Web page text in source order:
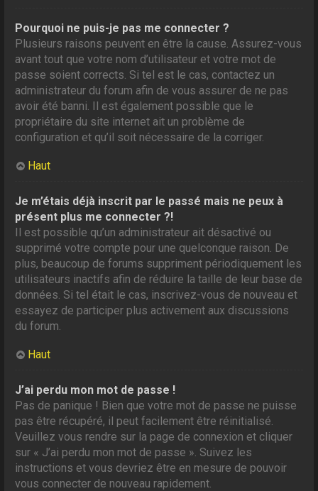
Pourquoi ne puis-je pas me connecter ?
Plusieurs raisons peuvent en être la cause. Assurez-vous
avant tout que votre nom d’utilisateur et votre mot de
passe soient corrects. Si tel est le cas, contactez un
administrateur du forum afin de vous assurer de ne pas
avoir été banni. Il est également possible que le
propriétaire du site internet ait un problème de
configuration et qu’il soit nécessaire de la corriger.
Haut
Je m’étais déjà inscrit par le passé mais ne peux à
présent plus me connecter ?!
Il est possible qu’un administrateur ait désactivé ou
supprimé votre compte pour une quelconque raison. De
plus, beaucoup de forums suppriment périodiquement les
utilisateurs inactifs afin de réduire la taille de leur base de
données. Si tel était le cas, inscrivez-vous de nouveau et
essayez de participer plus activement aux discussions
du forum.
Haut
J’ai perdu mon mot de passe !
Pas de panique ! Bien que votre mot de passe ne puisse
pas être récupéré, il peut facilement être réinitialisé.
Veuillez vous rendre sur la page de connexion et cliquer
sur « J’ai perdu mon mot de passe ». Suivez les
instructions et vous devriez être en mesure de pouvoir
vous connecter de nouveau rapidement.